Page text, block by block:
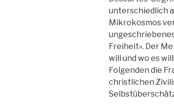
unterschiedlich
Mikrokosmos
Freiheit». Der
will und wo es
Folgenden die
christlichen